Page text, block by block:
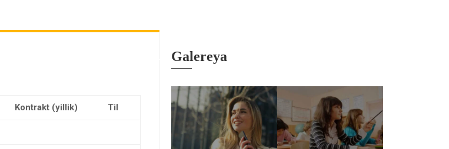
Kontrakt (yillik) Til
Galereya